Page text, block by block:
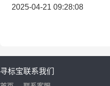
2025-04-21 09:28:08
寻标宝联系我们